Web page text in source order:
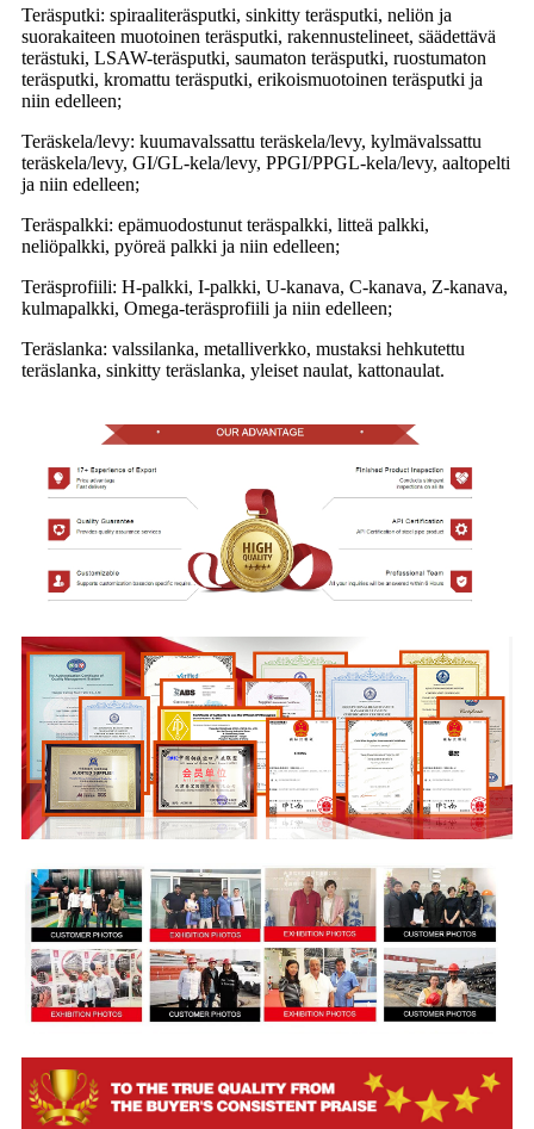
Teräsputki: spiraaliteräsputki, sinkitty teräsputki, neliön ja
suorakaiteen muotoinen teräsputki, rakennustelineet, säädettävä
terästuki, LSAW-teräsputki, saumaton teräsputki, ruostumaton
teräsputki, kromattu teräsputki, erikoismuotoinen teräsputki ja
niin edelleen;
Teräskela/levy: kuumavalssattu teräskela/levy, kylmävalssattu
teräskela/levy, GI/GL-kela/levy, PPGI/PPGL-kela/levy, aaltopelti
ja niin edelleen;
Teräspalkki: epämuodostunut teräspalkki, litteä palkki,
neliöpalkki, pyöreä palkki ja niin edelleen;
Teräsprofiili: H-palkki, I-palkki, U-kanava, C-kanava, Z-kanava,
kulmapalkki, Omega-teräsprofiili ja niin edelleen;
Teräslanka: valssilanka, metalliverkko, mustaksi hehkutettu
teräslanka, sinkitty teräslanka, yleiset naulat, kattonaulat.